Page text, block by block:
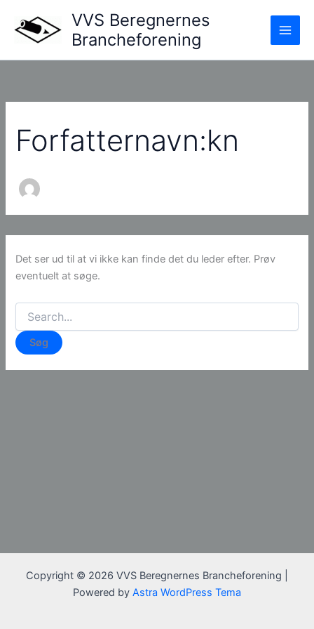
indholdet
VVS Beregnernes
Brancheforening
Forfatternavn:kn
Det ser ud til at vi ikke kan finde det du leder efter. Prøv
eventuelt at søge.
Søg
efter:
Copyright © 2026 VVS Beregnernes Brancheforening |
Powered by Astra WordPress Tema